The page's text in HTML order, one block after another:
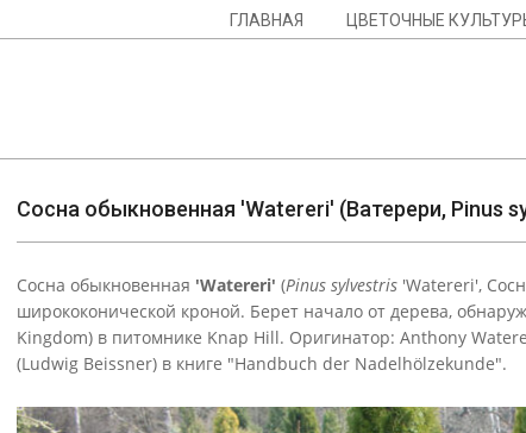
toMenu
ГЛАВНАЯ ЦВЕТОЧНЫЕ
Сосна обыкновенная 'Watereri' (Ватерери, Pinus
Сосна обыкновенная 'Watereri' (Pinus sylvestris 'Watereri',
ширококонической кроной. Берет начало от дерева,
Kingdom) в питомнике Knap Hill. Оригинатор: Anthony
(Ludwig Beissner) в книге "Handbuch der Nadelhölzekunde".